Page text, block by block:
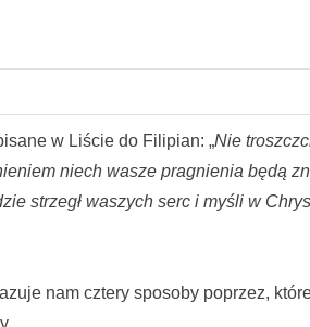
w Liście do Filipian: „Nie
niech wasze pragnienia będą
strzegł waszych serc i myśli w
nam cztery sposoby poprzez,